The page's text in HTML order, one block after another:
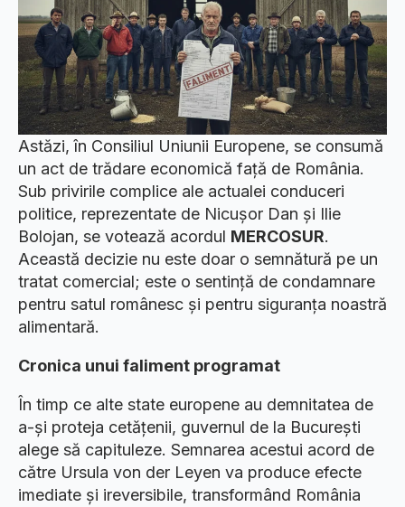
Astăzi, în Consiliul Uniunii Europene, se consumă
un act de trădare economică față de România.
Sub privirile complice ale actualei conduceri
politice, reprezentate de Nicușor Dan și Ilie
Bolojan, se votează acordul MERCOSUR.
Această decizie nu este doar o semnătură pe un
tratat comercial; este o sentință de condamnare
pentru satul românesc și pentru siguranța noastră
alimentară.
​Cronica unui faliment programat
​În timp ce alte state europene au demnitatea de
a-și proteja cetățenii, guvernul de la București
alege să capituleze. Semnarea acestui acord de
către Ursula von der Leyen va produce efecte
imediate și ireversibile, transformând România